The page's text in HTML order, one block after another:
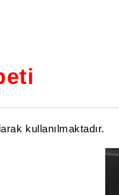
kullanılmaktadır.